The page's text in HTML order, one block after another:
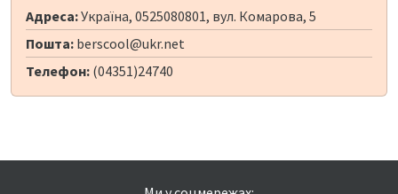
Адреса:Україна, 0525080801, вул. Комарова, 5
Пошта: berscool@ukr.net
Телефон: (04351)24740